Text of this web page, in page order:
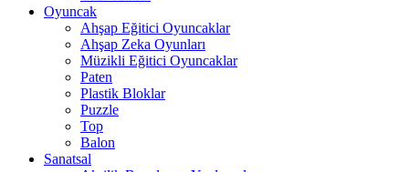
Oyuncak
Ahşap Eğitici Oyuncaklar
Ahşap Zeka Oyunları
Müzikli Eğitici Oyuncaklar
Paten
Plastik Bloklar
Puzzle
Top
Balon
Sanatsal